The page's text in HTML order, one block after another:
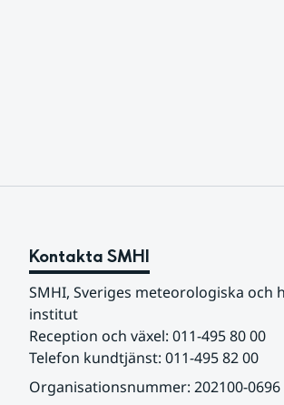
Kontakta SMHI
SMHI, Sveriges meteorologiska och
institut
Reception och växel: 011-495 80 00
Telefon kundtjänst: 011-495 82 00
Organisationsnummer: 202100-0696